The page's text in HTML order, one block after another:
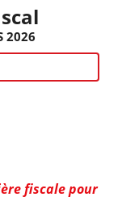
2026
fiscale pour